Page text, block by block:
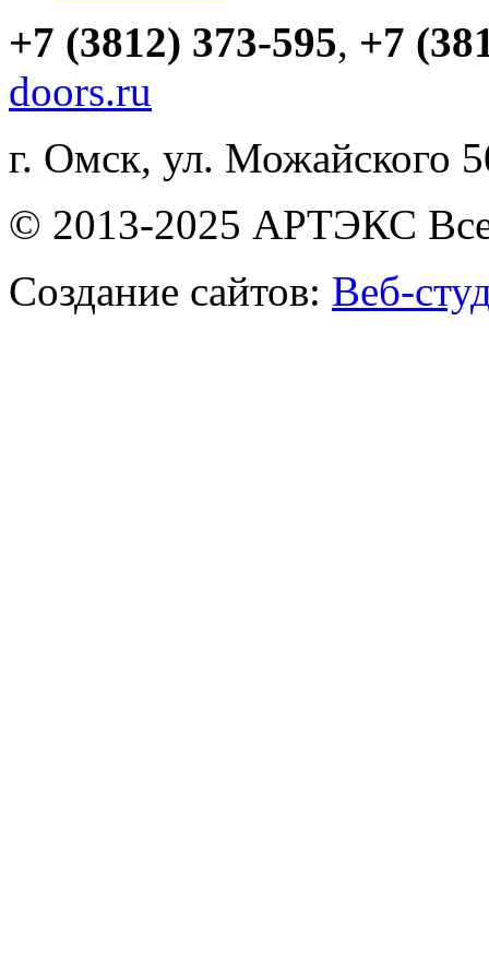
+7 (3812) 373-595, +7
doors.ru
г. Омск, ул. Можайского
© 2013-2025 АРТЭКС
Создание сайтов: Веб-